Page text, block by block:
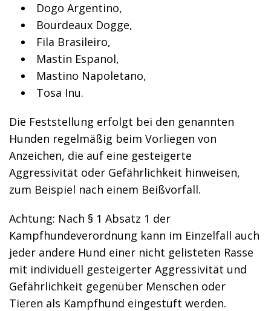
Dogo Argentino,
Bourdeaux Dogge,
Fila Brasileiro,
Mastin Espanol,
Mastino Napoletano,
Tosa Inu.
Die Feststellung erfolgt bei den genannten
Hunden regelmäßig beim Vorliegen von
Anzeichen, die auf eine gesteigerte
Aggressivität oder Gefährlichkeit hinweisen,
zum Beispiel nach einem Beißvorfall.
Achtung: Nach § 1 Absatz 1 der
Kampfhundeverordnung kann im Einzelfall auch
jeder andere Hund einer nicht gelisteten Rasse
mit individuell gesteigerter Aggressivität und
Gefährlichkeit gegenüber Menschen oder
Tieren als Kampfhund eingestuft werden.